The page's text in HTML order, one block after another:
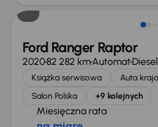
Ford Ranger Raptor
202082 282 kmAutomatDiesel
Książka serwisowa Auta
Salon Polska
+9 kolejnych
Miesięczna rata